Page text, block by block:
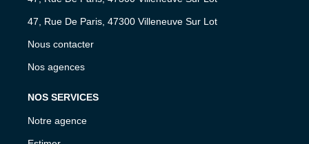
47, Rue De Paris, 47300 Villeneuve Sur Lot
Nous contacter
Nos agences
NOS SERVICES
Notre agence